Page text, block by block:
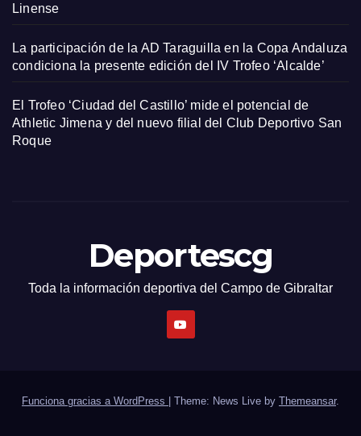
Linense
La participación de la AD Taraguilla en la Copa Andaluza
condiciona la presente edición del IV Trofeo ‘Alcalde’
El Trofeo ‘Ciudad del Castillo’ mide el potencial de
Athletic Jimena y del nuevo filial del Club Deportivo San
Roque
Deportescg
Toda la información deportiva del Campo de Gibraltar
Funciona gracias a WordPress Theme: News Live by Themeansar.